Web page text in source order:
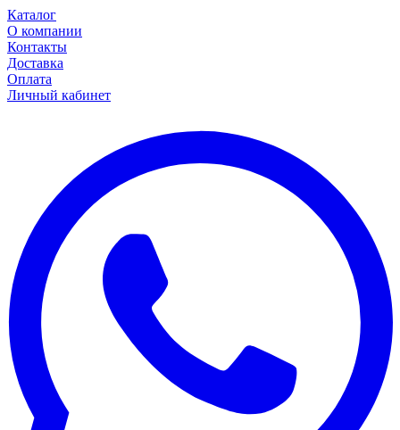
Каталог
О компании
Контакты
Доставка
Оплата
Личный кабинет